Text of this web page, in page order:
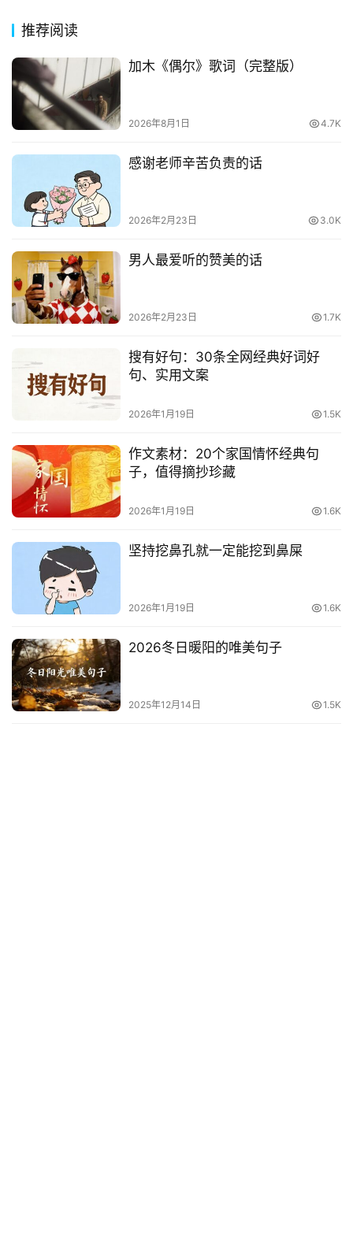
推荐阅读
加木《偶尔》歌词（完整版）
2026年8月1日 4.7K
感谢老师辛苦负责的话
2026年2月23日 3.0K
男人最爱听的赞美的话
2026年2月23日 1.7K
搜有好句：30条全网经典好词好
句、实用文案
2026年1月19日 1.5K
作文素材：20个家国情怀经典句
子，值得摘抄珍藏
2026年1月19日 1.6K
坚持挖鼻孔就一定能挖到鼻屎
2026年1月19日 1.6K
2026冬日暖阳的唯美句子
2025年12月14日 1.5K